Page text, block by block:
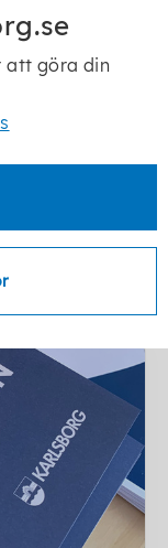
att göra din